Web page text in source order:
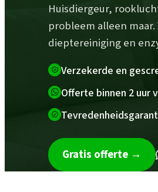
Huisdiergeur,
probleem alleen
dieptereiniging en
Verzekerde en
Offerte binnen 2 uur
Gratis offerte →